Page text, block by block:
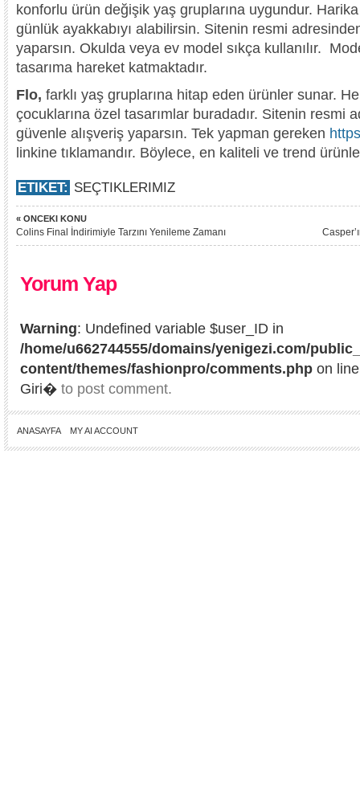
konforlu ürün değişik yaş gruplarına uygundur.
günlük ayakkabıyı alabilirsin. Sitenin resmi
yaparsın. Okulda veya ev model sıkça kullanılır.
tasarıma hareket katmaktadır.
Flo, farklı yaş gruplarına hitap eden ürünler sunar.
çocuklarına özel tasarımlar buradadır. Sitenin resmi
güvenle alışveriş yaparsın. Tek yapman gereken
linkine tıklamandır. Böylece, en kaliteli ve trend
ETIKET: SEÇTIKLERIMIZ
« ONCEKI KONU
Colins Final İndirimiyle Tarzını Yenileme Zamanı
Yorum Yap
Warning: Undefined variable $user_ID in
/home/u662744555/domains/yenigezi.com/
content/themes/fashionpro/comments.php on
Giri� to post comment.
ANASAYFA MY AI ACCOUNT